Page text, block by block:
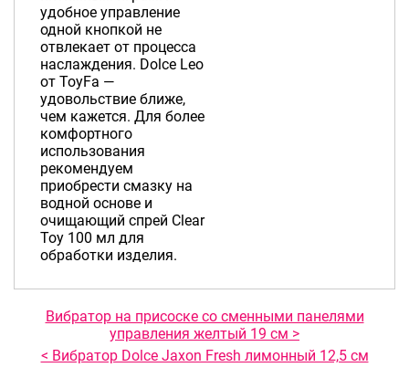
удобное управление
одной кнопкой не
отвлекает от процесса
наслаждения. Dolce Leo
от ToyFa —
удовольствие ближе,
чем кажется. Для более
комфортного
использования
рекомендуем
приобрести смазку на
водной основе и
очищающий спрей Clear
Toy 100 мл для
обработки изделия.
Вибратор на присоске со сменными панелями
управления желтый 19 см >
< Вибратор Dolce Jaxon Fresh лимонный 12,5 см